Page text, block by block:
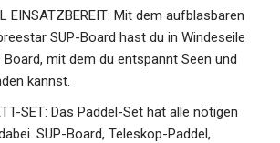
EINSATZBEREIT: Mit dem aufblasbaren
SUP-Board hast du in Windeseile
Board, mit dem du entspannt Seen und
kannst.
SET: Das Paddel-Set hat alle nötigen
SUP-Board, Teleskop-Paddel,